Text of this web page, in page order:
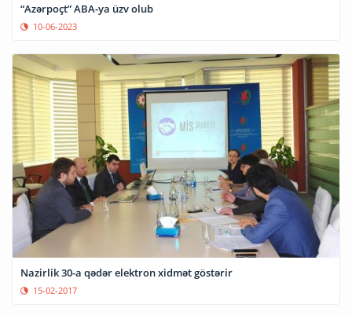
“Azərpoçt” ABA-ya üzv olub
10-06-2023
Nazirlik 30-a qədər elektron xidmət göstərir
15-02-2017